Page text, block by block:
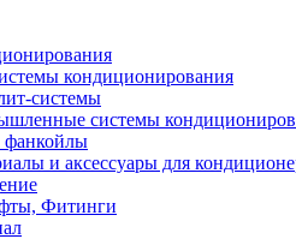
кондиционирования
системы
системы
и аксессуары для
Фитинги